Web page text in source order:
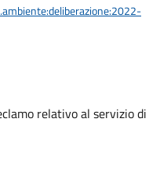
relativo al servizio di